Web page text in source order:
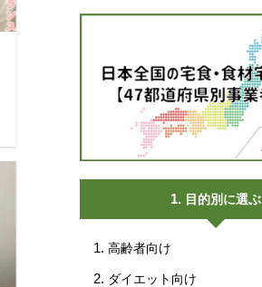
目的別に選ぶ
高齢者向け
ダイエット向け